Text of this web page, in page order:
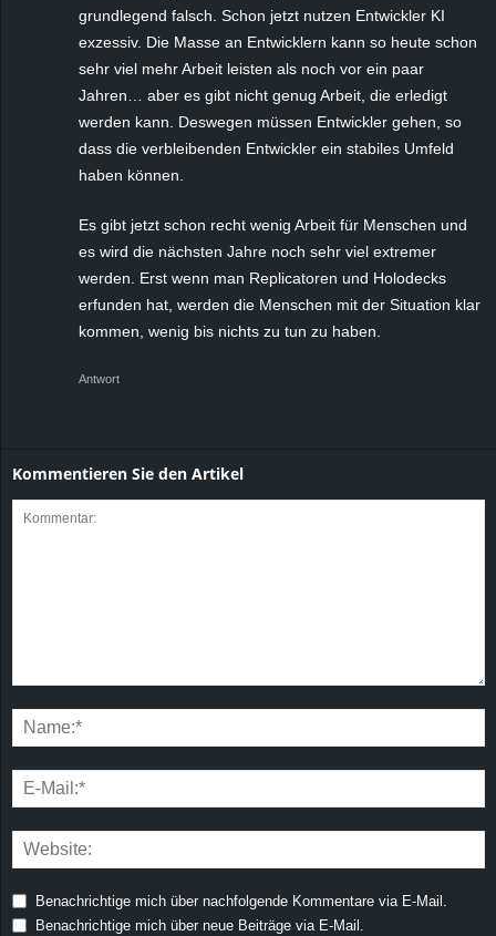
grundlegend falsch. Schon jetzt nutzen Entwickler KI
exzessiv. Die Masse an Entwicklern kann so heute schon
sehr viel mehr Arbeit leisten als noch vor ein paar
Jahren… aber es gibt nicht genug Arbeit, die erledigt
werden kann. Deswegen müssen Entwickler gehen, so
dass die verbleibenden Entwickler ein stabiles Umfeld
haben können.
Es gibt jetzt schon recht wenig Arbeit für Menschen und
es wird die nächsten Jahre noch sehr viel extremer
werden. Erst wenn man Replicatoren und Holodecks
erfunden hat, werden die Menschen mit der Situation klar
kommen, wenig bis nichts zu tun zu haben.
Antwort
Kommentieren Sie den Artikel
Benachrichtige mich über nachfolgende Kommentare via E-Mail.
Benachrichtige mich über neue Beiträge via E-Mail.